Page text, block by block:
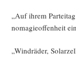
„Auf ihrem
no­ma­gie­of­fen­heit
„Wind­rä­der,